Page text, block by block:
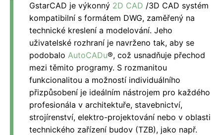
GstarCAD je výkonný 2D CAD /3D CAD systém
kompatibilní s formátem DWG, zaměřený na
technické kreslení a modelování. Jeho
uživatelské rozhraní je navrženo tak, aby se
podobalo AutoCADu®, což usnadňuje přechod
mezi těmito programy. S rozmanitou
funkcionalitou a možností individuálního
přizpůsobení je ideálním nástrojem pro každého
profesionála v architektuře, stavebnictví,
strojírenství, elektro-projektování nebo v oblasti
technického zařízení budov (TZB), jako např.